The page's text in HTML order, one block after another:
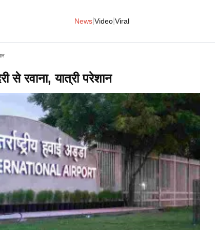
News Video Viral
से रवाना, यात्री परेशान